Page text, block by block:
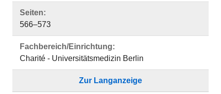
Seiten:
566–573
Fachbereich/Einrichtung:
Charité - Universitätsmedizin Berlin
Zur Langanzeige